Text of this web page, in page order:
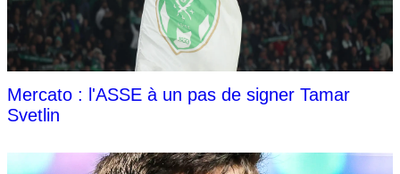
Mercato : l'ASSE à un pas de signer Tamar
Svetlin